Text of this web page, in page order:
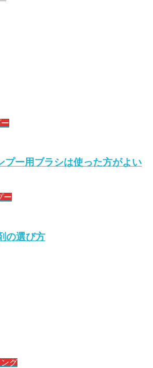
プー用ブラシは使った方がよい
ー
の選び方
グ